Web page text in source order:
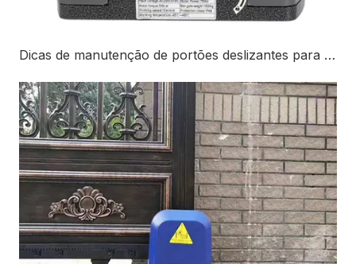
Dicas de manutenção de portões deslizantes para 2026